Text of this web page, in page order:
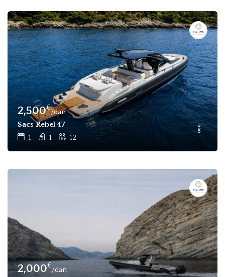
2,500€
/dan
Sacs Rebel 47
1 1 12
2,000€
/dan